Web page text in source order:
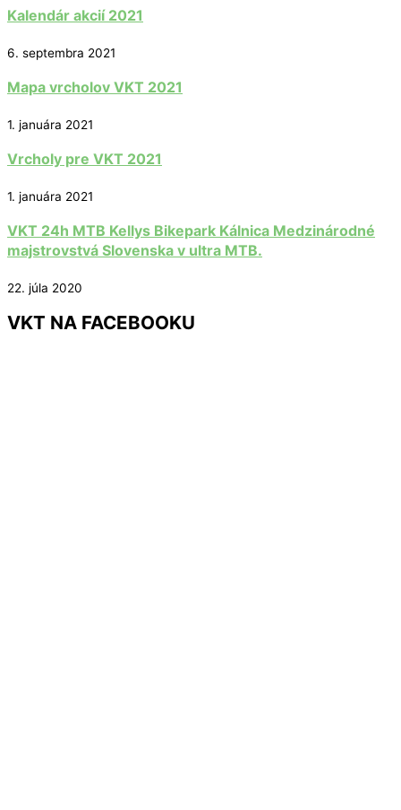
Kalendár akcií 2021
6. septembra 2021
Mapa vrcholov VKT 2021
1. januára 2021
Vrcholy pre VKT 2021
1. januára 2021
VKT 24h MTB Kellys Bikepark Kálnica Medzinárodné
majstrovstvá Slovenska v ultra MTB.
22. júla 2020
VKT NA FACEBOOKU